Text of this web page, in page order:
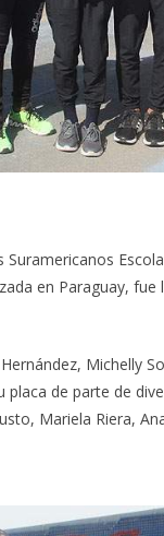
en Paraguay,
Michelly
de parte de
Mariela Riera,